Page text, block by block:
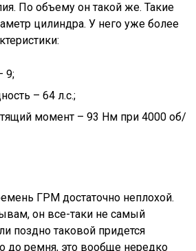
По объему он такой же. Такие
цилиндра. У него уже более
9;
– 64 л.с.;
момент – 93 Нм при 4000 об/
ГРМ достаточно неплохой.
он все-таки не самый
поздно таковой придется
до ремня, это вообще нередко